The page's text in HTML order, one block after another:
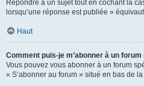
Répondre à un sujet tout en cochant la
lorsqu’une réponse est publiée »
Haut
Comment puis-je m’abonner à un
Vous pouvez vous abonner à un forum
« S’abonner au forum » situé en bas de